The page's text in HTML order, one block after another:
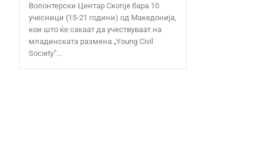
Волонтерски Центар Скопје бара 10
учесници (15-21 години) од Македонија,
кои што ќе сакаат да учествуваат на
младинската размена „Young Civil
Society“...